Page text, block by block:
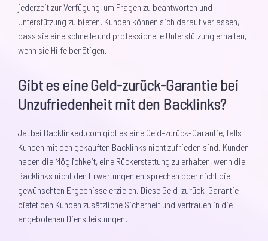
jederzeit zur Verfügung, um Fragen zu beantworten und
Unterstützung zu bieten. Kunden können sich darauf verlassen,
dass sie eine schnelle und professionelle Unterstützung erhalten,
wenn sie Hilfe benötigen.
Gibt es eine Geld-zurück-Garantie bei
Unzufriedenheit mit den Backlinks?
Ja, bei Backlinked.com gibt es eine Geld-zurück-Garantie, falls
Kunden mit den gekauften Backlinks nicht zufrieden sind. Kunden
haben die Möglichkeit, eine Rückerstattung zu erhalten, wenn die
Backlinks nicht den Erwartungen entsprechen oder nicht die
gewünschten Ergebnisse erzielen. Diese Geld-zurück-Garantie
bietet den Kunden zusätzliche Sicherheit und Vertrauen in die
angebotenen Dienstleistungen.